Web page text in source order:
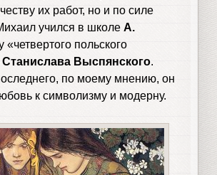
их работ, но и по силе
учился в школе А.
«четвертого польского
Станислава Выспянского.
по моему мнению, он
к символизму и модерну.